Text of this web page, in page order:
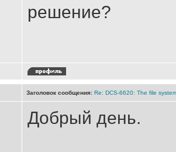
решение?
Заголовок сообщения: Re: DCS-6620: The file
Добрый день.